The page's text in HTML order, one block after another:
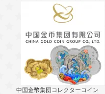
中国金幣集団コレクターコイン